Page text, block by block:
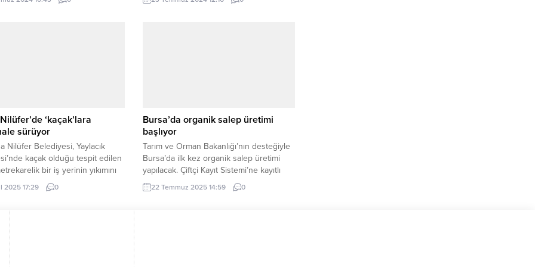
uzattığı şu amanda bende
ulaştırılmak üzere yola çıkardı. İSTANBUL
‘kaçak’lara
sürüyor
Nilüfer Belediyesi, Yaylacık
kaçak olduğu tespit edilen
bir iş yerinin yıkımını
BURSA (İGFA) – Nilüfer
kent estetiğini bozan ve tarım
yapılarla mücadelesini
Vatandaş ihbarlarının yanı
denetimleri de yapan Nilüfer
ekipleri, son olarak...
2025 17:29 0
Bursa’da organik salep üretimi
başlıyor
Tarım ve Orman Bakanlığı’nın desteğiyle
Bursa’da ilk kez organik salep üretimi
yapılacak. Çiftçi Kayıt Sistemi’ne kayıtlı
üreticilere salep yumrularının %75’i ve
sertifikasyon masraflarının tamamı
22 Temmuz 2025 14:59 0